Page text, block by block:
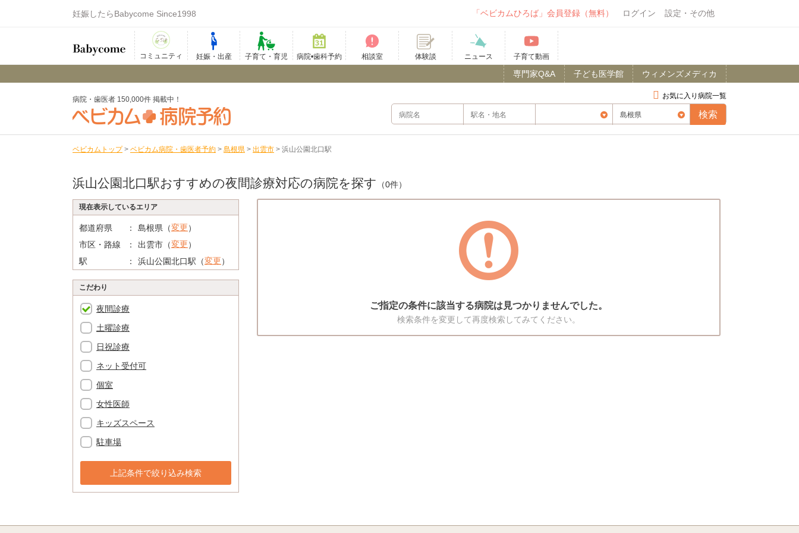
妊娠したらBabycome Since1998 「ベビカムひろば」会員登録（無料） ログイン 設定・その他
コミュニティ 妊娠・出産 子育て・育児 病院•歯科予約 相談室 体験談 ニュース 子育て動画
ウィメンズメディカ
子ども医学館
専門家Q&A
お気に入り病院一覧
病院・歯医者 150,000件 掲載中！
ベビカムトップ > ベビカム病院・歯医者予約 > 島根県 > 出雲市 > 浜山公園北口駅
浜山公園北口駅おすすめの夜間診療対応の病院を探す （0件）
現在表示しているエリア
都道府県 島根県（変更）
市区・路線
出雲市（変更）
駅
浜山公園北口駅（変更）
こだわり
夜間診療
土曜診療
日祝診療
ネット受付可
個室
女性医師
キッズスペース
駐車場
上記条件で絞り込み検索
ご指定の条件に該当する病院は見つかりませんでした。
検索条件を変更して再度検索してみてください。